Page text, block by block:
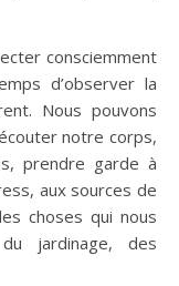
consciemment
d’observer la
Nous pouvons
notre corps,
prendre garde à
aux sources de
choses qui nous
jardinage, des